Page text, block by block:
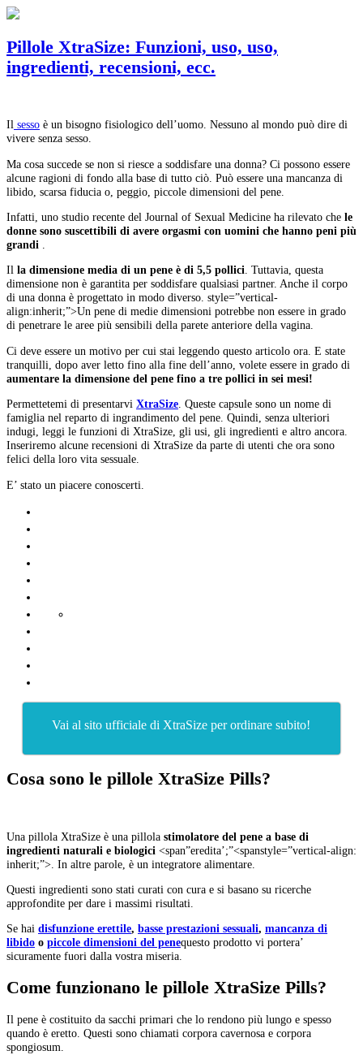
Pillole XtraSize: Funzioni, uso, uso,
ingredienti, recensioni, ecc.
Il sesso è un bisogno fisiologico dell’uomo. Nessuno al mondo può dire di
vivere senza sesso.
Ma cosa succede se non si riesce a soddisfare una donna? Ci possono essere
alcune ragioni di fondo alla base di tutto ciò. Può essere una mancanza di
libido, scarsa fiducia o, peggio, piccole dimensioni del pene.
Infatti, uno studio recente del Journal of Sexual Medicine ha rilevato che le
donne sono suscettibili di avere orgasmi con uomini che hanno peni più
grandi
Il la dimensione media di un pene è di 5,5 pollici. Tuttavia, questa
dimensione non è garantita per soddisfare qualsiasi partner. Anche il corpo
di una donna è progettato in modo diverso. style=”vertical-
align:inherit;”>Un pene di medie dimensioni potrebbe non essere in grado
di penetrare le aree più sensibili della parete anteriore della vagina.
Ci deve essere un motivo per cui stai leggendo questo articolo ora. E state
tranquilli, dopo aver letto fino alla fine dell’anno, volete essere in grado di
aumentare la dimensione del pene fino a tre pollici in sei mesi!
Permettetemi di presentarvi XtraSize Queste capsule sono un nome di
famiglia nel reparto di ingrandimento del pene. Quindi, senza ulteriori
indugi, leggi le funzioni di XtraSize, gli usi, gli ingredienti e altro ancora.
Inseriremo alcune recensioni di XtraSize da parte di utenti che ora sono
felici della loro vita sessuale.
E’ stato un piacere conoscerti.
Vai al sito ufficiale di XtraSize per ordinare subito!
Cosa sono le pillole XtraSize Pills?
Una pillola XtraSize è una pillola stimolatore del pene a base di
ingredienti naturali e biologici <span”eredita’;”<spanstyle=”vertical-align:
inherit;”>. In altre parole, è un integratore alimentare.
Questi ingredienti sono stati curati con cura e si basano su ricerche
approfondite per dare i massimi risultati.
Se hai disfunzione erettile, basse prestazioni sessuali, mancanza di
libido o piccole dimensioni del penequesto prodotto vi portera’
sicuramente fuori dalla vostra miseria.
Come funzionano le pillole XtraSize Pills?
Il pene è costituito da sacchi primari che lo rendono più lungo e spesso
quando è eretto. Questi sono chiamati corpora cavernosa e corpora
spongiosum.